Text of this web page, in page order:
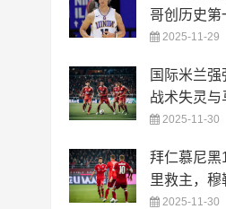
哥创历史第
2025-11-29
国际米兰
战术失灵
2025-11-30
拜仁慕尼黑
里救主，穆
2025-11-30